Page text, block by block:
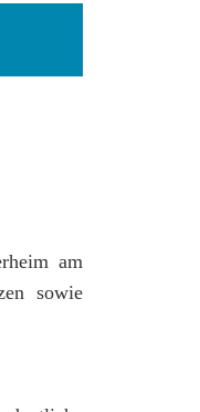
am
sowie